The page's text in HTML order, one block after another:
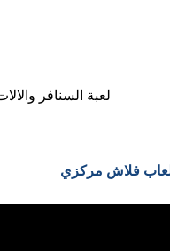
لعبة السنافر
العاب فلاش مركزي